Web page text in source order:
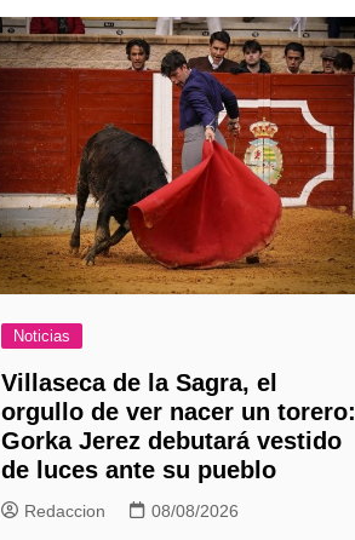
Noticias
Villaseca de la Sagra, el
orgullo de ver nacer un torero:
Gorka Jerez debutará vestido
de luces ante su pueblo
Redaccion 08/08/2026